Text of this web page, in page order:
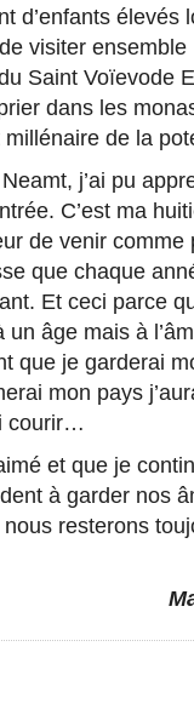
d’enfants élevés
visiter
Saint Voïevode
dans les
de la
j’ai pu
C’est ma
de venir
que chaque
Et ceci parce
un âge mais à
que je garderai
mon pays
courir…
et que je
à garder nos
resterons